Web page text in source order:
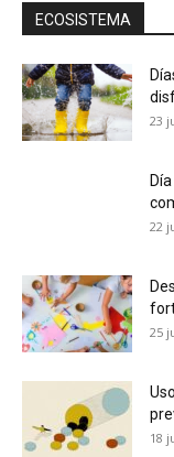
ECOSISTEMA
23
22
25
18